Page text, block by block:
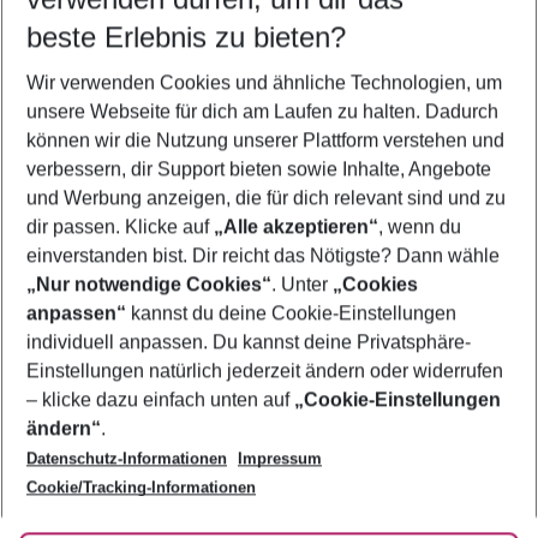
5-8 Nächte
2 Erwachsene Keine Kinder
Mehr Filter anzeigen
Footer
Footer navigation
Über uns
AGB
Bestpreisgarantie
Cookie-Einstellungen ändern
Cookie-Richtlinie
Agenturbetreuung
Barrierefreies Reisen
Folge uns
beste Erlebnis zu bieten?
Wir verwenden Cookies und ähnliche Technologien, um
unsere Webseite für dich am Laufen zu halten. Dadurch
können wir die Nutzung unserer Plattform verstehen und
verbessern, dir Support bieten sowie Inhalte, Angebote
und Werbung anzeigen, die für dich relevant sind und zu
dir passen. Klicke auf „Alle akzeptieren“, wenn du
einverstanden bist. Dir reicht das Nötigste? Dann wähle
„Nur notwendige Cookies“. Unter „Cookies
anpassen“ kannst du deine Cookie-Einstellungen
individuell anpassen. Du kannst deine Privatsphäre-
Einstellungen natürlich jederzeit ändern oder widerrufen
– klicke dazu einfach unten auf „Cookie-Einstellungen
ändern“.
Datenschutz-Informationen
Impressum
Cookie/Tracking-Informationen